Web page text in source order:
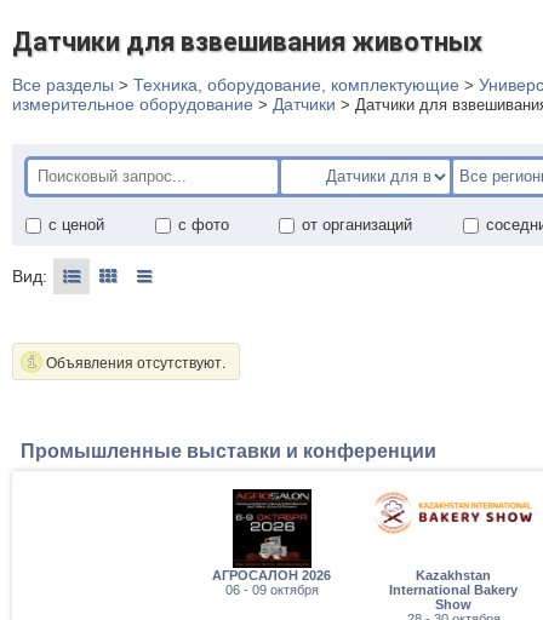
Датчики для взвешивания животных
Все разделы > Техника, оборудование, комплектующие >
измерительное оборудование > Датчики > Датчики для
с ценой с фото от организаций
Вид:
Объявления отсутствуют.
Промышленные выставки и конференции
АГРОСАЛОН 2026
06 - 09 октября
Kazakhstan
International Bakery
Show